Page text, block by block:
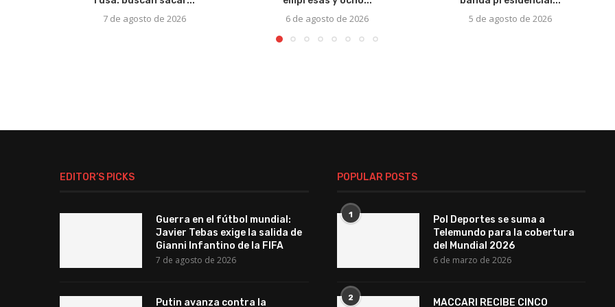
7 de agosto de 2026 6 de agosto de 2026 5 de agosto de 2026
EDITOR’S PICKS
Guerra en el fútbol mundial:
Javier Tebas exige la salida de
Gianni Infantino de la FIFA
7 de agosto de 2026
Putin avanza contra la
POPULAR POSTS
1
Pol Deportes se suma a
Telemundo para la cobertura
del Mundial 2026
6 de marzo de 2026
2 MACCARI RECIBE CINCO